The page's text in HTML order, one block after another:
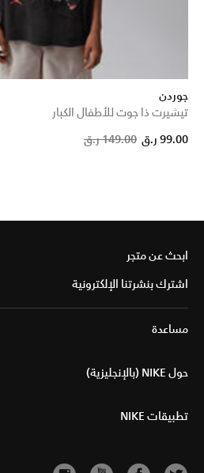
جوردن
تيشيرت ذا جوت للأطفال الكبار
149.00 ر.ق 99.00 ر.ق
ابحث عن متجر
اشترك بنشرتنا الإلكترونية
مساعدة
حول NIKE (بالإنجليزية)
تطبيقات NIKE